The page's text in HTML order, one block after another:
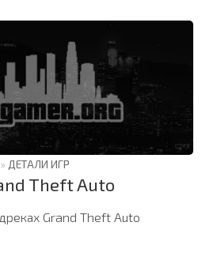
» ДЕТАЛИ ИГР
Theft Auto
Grand Theft Auto